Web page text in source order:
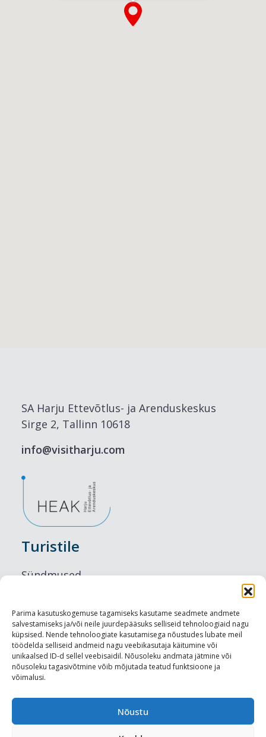
Parima kasutuskogemuse tagamiseks kasutame seadmete andmete
salvestamiseks ja/või neile juurdepääsuks selliseid tehnoloogiaid nagu
küpsised. Nende tehnoloogiate kasutamisega nõustudes lubate meil
töödelda selliseid andmeid nagu veebikasutaja käitumine või
unikaalsed ID-d sellel veebisaidil. Nõusoleku andmata jätmine või
nõusoleku tagasivõtmine võib mõjutada teatud funktsioone ja
võimalusi.
Nõustu
SA Harju Ettevõtlus- ja Arenduskeskus
Sirge 2, Tallinn 10618
info@visitharju.com
Turistile
Sündmused
Maitseelamused
Vaatamisväärsused
Visit Tallinn
Turismiprofessionaalile